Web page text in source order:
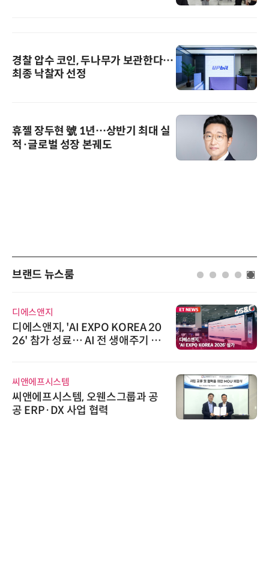
경찰 압수 코인, 두나무가 보관한다…
최종 낙찰자 선정
휴젤 장두현 號 1년…상반기 최대 실
적·글로벌 성장 본궤도
브랜드 뉴스룸
디에스앤지
디에스앤지, 'AI EXPO KOREA 20
26' 참가 성료… AI 전 생애주기 아
씨앤에프시스템
씨앤에프시스템, 오웬스그룹과 공
공 ERP·DX 사업 협력